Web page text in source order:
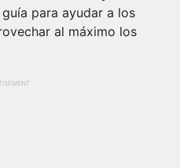
para ayudar a los
al máximo los